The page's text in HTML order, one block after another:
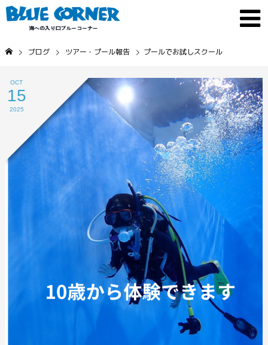
ブログ ツアー・プール報告 プールでお試しスクール
OCT
15
2025